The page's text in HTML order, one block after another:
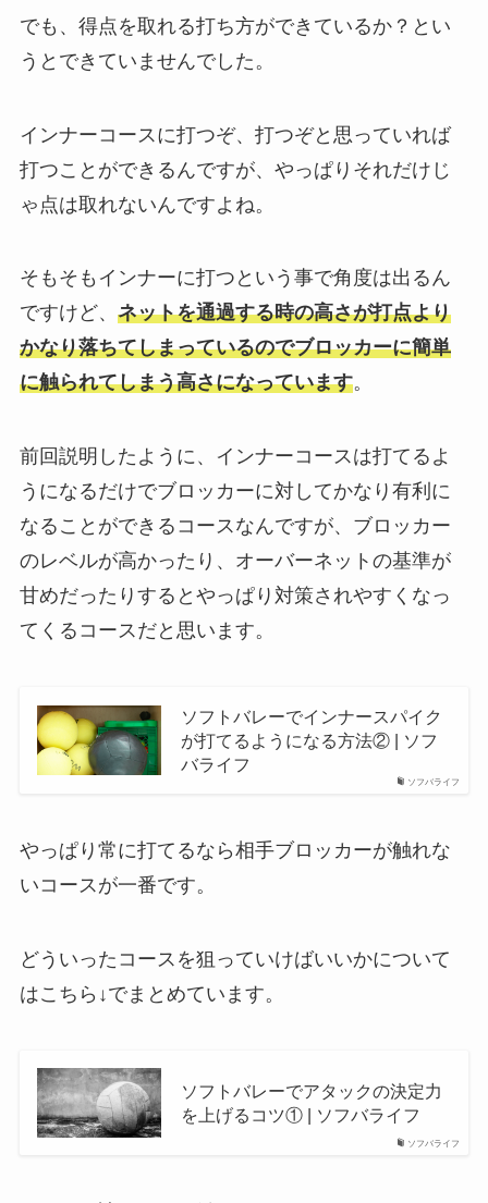
でも、得点を取れる打ち方ができているか？とい
うとできていませんでした。
インナーコースに打つぞ、打つぞと思っていれば
打つことができるんですが、やっぱりそれだけじ
ゃ点は取れないんですよね。
そもそもインナーに打つという事で角度は出るん
ですけど、 ネットを通過する時の高さが打点より
かなり落ちてしまっているのでブロッカーに簡単
に触られてしまう高さになっています。
前回説明したように、インナーコースは打てるよ
うになるだけでブロッカーに対してかなり有利に
なることができるコースなんですが、ブロッカー
のレベルが高かったり、オーバーネットの基準が
甘めだったりするとやっぱり対策されやすくなっ
てくるコースだと思います。
ソフバライフ
ソフトバレーでインナースパイク
が打てるようになる方法② | ソフ
バライフ
やっぱり常に打てるなら相手ブロッカーが触れな
いコースが一番です。
どういったコースを狙っていけばいいかについて
はこちら↓でまとめています。
ソフバライフ
ソフトバレーでアタックの決定力
を上げるコツ① | ソフバライフ